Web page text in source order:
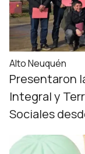
Alto Neuquén
Presentaron
Integral y
Sociales